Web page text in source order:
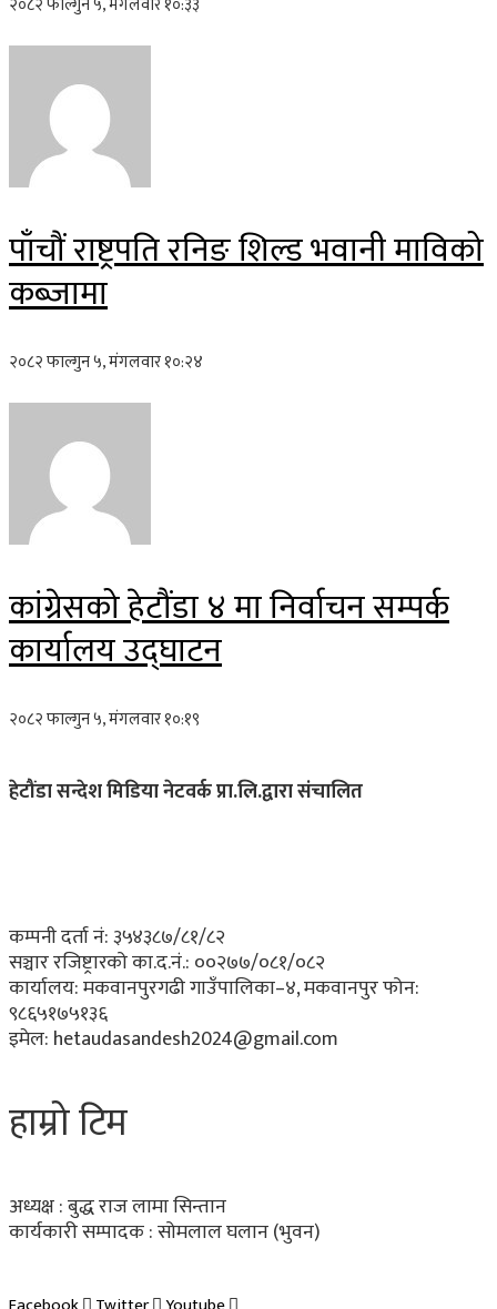
पाँचौं राष्ट्रपति रनिङ शिल्ड भवानी माविको
कब्जामा
२०८२ फाल्गुन ५, मंगलवार १०:२४
कांग्रेसको हेटौंडा ४ मा निर्वाचन सम्पर्क
कार्यालय उद्घाटन
२०८२ फाल्गुन ५, मंगलवार १०:१९
हेटौंडा सन्देश मिडिया नेटवर्क प्रा.लि.द्वारा संचालित
कम्पनी दर्ता नं: ३५४३८७/८१/८२
सञ्चार रजिष्ट्रारको का.द.नं.: ००२७७/०८१/०८२
कार्यालय:मकवानपुरगढी गाउँपालिका–४, मकवानपुरफोन:
९८६५१७५१३६
इमेल: hetaudasandesh2024@gmail.com
हाम्रो टिम
अध्यक्ष : बुद्ध राज लामा सिन्तान
कार्यकारी सम्पादक :सोमलाल घलान (भुवन)